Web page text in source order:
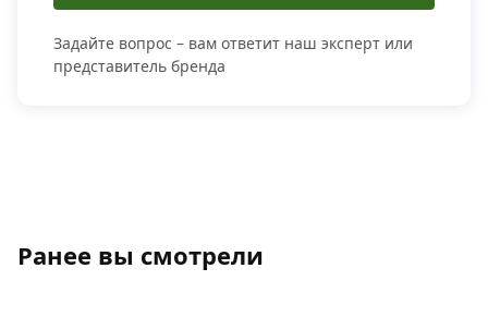
Задайте вопрос – вам ответит наш эксперт или
представитель бренда
Ранее вы смотрели